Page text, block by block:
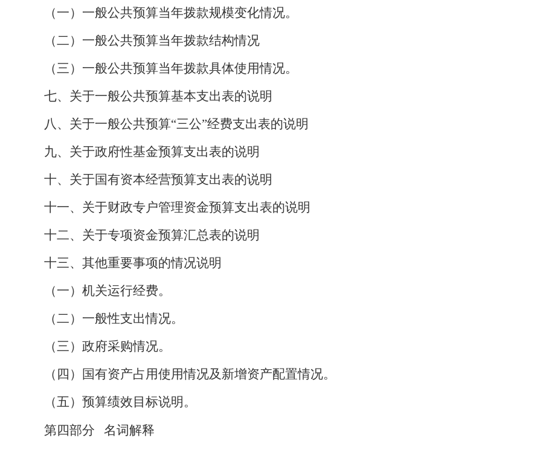
（一）一般公共预算当年拨款规模变化情况。
（二）一般公共预算当年拨款结构情况
（三）一般公共预算当年拨款具体使用情况。
七、关于一般公共预算基本支出表的说明
八、关于一般公共预算“三公”经费支出表的说明
九、关于政府性基金预算支出表的说明
十、关于国有资本经营预算支出表的说明
十一、关于财政专户管理资金预算支出表的说明
十二、关于专项资金预算汇总表的说明
十三、其他重要事项的情况说明
（一）机关运行经费。
（二）一般性支出情况。
（三）政府采购情况。
（四）国有资产占用使用情况及新增资产配置情况。
（五）预算绩效目标说明 。
第四部分
名词解释